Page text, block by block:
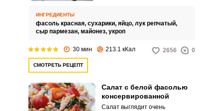
достоинством такого салата
является его универсальность:
блюдо прекрасно впишется как в
праздничное меню.
ИНГРЕДИЕНТЫ
фасоль красная, сухарики, яйцо, лук репчатый,
сыр пармезан, майонез, укроп
30 мин 213.1 кКал 2656 0
СМОТРЕТЬ РЕЦЕПТ
Салат с белой фасолью
консервированной
Салат выглядит очень